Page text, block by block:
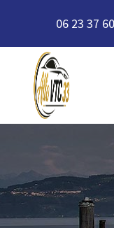
06 23 37